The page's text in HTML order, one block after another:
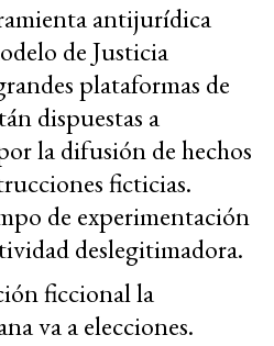
antijurídica
de Justicia
plataformas de
dispuestas a
la difusión de hechos
ficticias.
de experimentación
deslegitimadora.
ficcional la
va a elecciones.